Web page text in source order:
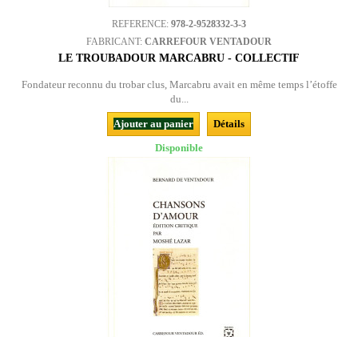
REFERENCE: 978-2-9528332-3-3
FABRICANT: CARREFOUR VENTADOUR
LE TROUBADOUR MARCABRU - COLLECTIF
Fondateur reconnu du trobar clus, Marcabru avait en même temps l’étoffe
du...
Ajouter au panier
Détails
Disponible